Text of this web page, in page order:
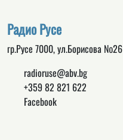
Радио Русе
гр.Русе 7000, ул.Борисова №26
radioruse@abv.bg
+359 82 821 622
Facebook